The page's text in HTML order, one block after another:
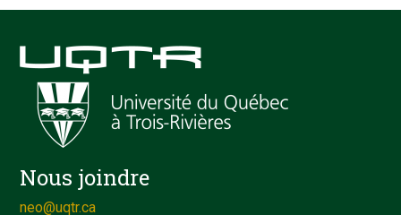
Nous joindre
neo@uqtr.ca